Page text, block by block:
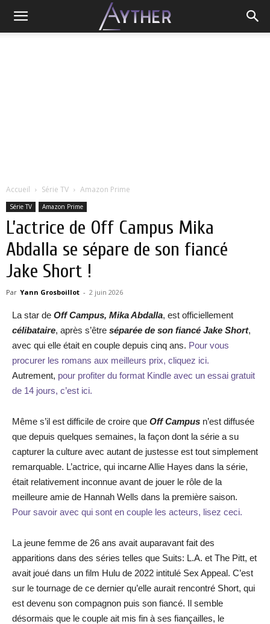
Accueil Série TV Amazon Prime
Série TV Amazon Prime
L’actrice de Off Campus Mika
Abdalla se sépare de son fiancé
Jake Short !
Par Yann Grosboillot - 2 juin 2026
La star de Off Campus, Mika Abdalla, est officiellement
célibataire, après s’être séparée de son fiancé Jake Short,
avec qui elle était en couple depuis cinq ans. Pour vous
procurer les romans aux meilleurs prix, cliquez ici.
Autrement, pour profiter du format Kindle avec un essai gratuit
de 14 jours, c’est ici.
Même s’il est difficile de croire que Off Campus n’est diffusée
que depuis quelques semaines, la façon dont la série a su
capturer la culture avec autant de justesse est tout simplement
remarquable. L’actrice, qui incarne Allie Hayes dans la série,
était relativement inconnue avant de jouer le rôle de la
meilleure amie de Hannah Wells dans la première saison.
Pour savoir avec qui sont en couple les acteurs, lisez ceci.
La jeune femme de 26 ans avait auparavant fait des
apparitions dans des séries telles que Suits: L.A. et The Pitt, et
avait joué dans un film Hulu de 2022 intitulé Sex Appeal. C’est
sur le tournage de ce dernier qu’elle aurait rencontré Short, qui
est devenu son compagnon puis son fiancé. Il semble
désormais que le couple ait mis fin à ses fiançailles, le